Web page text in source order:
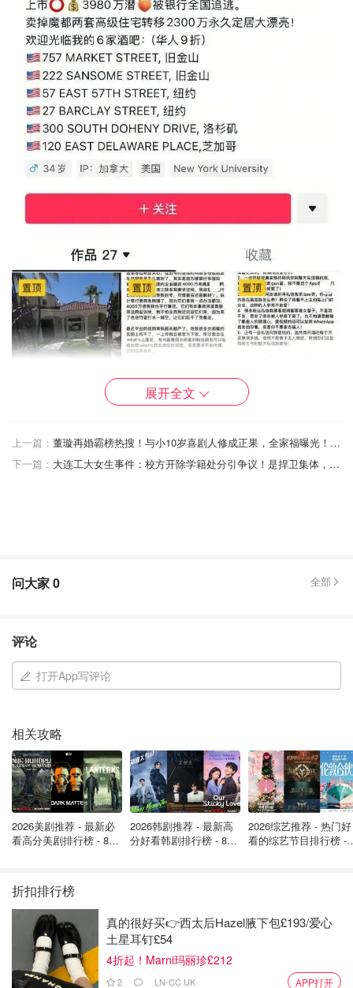
编扒扒这出“跑路大戏”，看看这位“蒋太子”到底咋回事！
据网友爆料，“New York蒋太子”在抖音简介里标榜自己定居
美国，视频里大秀“豪横”生活：卖掉上海两套房，转移2300
万资产，跑去美国买了几百平米的大别墅，还带着孩子到处
玩，甚至开了6家酒吧，生意火到给华人打九折！
展开全文
上一篇：
董璇再婚霸榜热搜！与小10岁喜剧人修成正果，全家福曝光！网友扒出秘恋时间线！
下一篇：
大连工大女生事件：校方开除学籍处分引争议！是捍卫集体，还是文明的倒退？
问大家0 全部
评论
打开App写评论
相关攻略
2026美剧推荐 - 最新必
看高分美剧排行榜 - 8月
2026韩剧推荐 - 最新高
分好看韩剧排行榜 - 8月
2026综艺推荐 - 热门好
看的综艺节目排行榜 -
折扣排行榜
真的很好买👉西太后Hazel腋下包£193/爱心
土星耳钉£54
4折起！Marni玛丽珍£212
2 LN-CC UK APP打开